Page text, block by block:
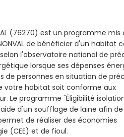
(76270) est un programme
de bénéficier d'un
l'observatoire national de
lorsque ses dépenses
de personnes en situation de
votre habitat soit conforme aux
Le programme "Éligibilité
d'un soufflage de laine afin de
de réaliser des économies
(CEE) et de fioul.